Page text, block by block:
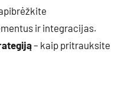
ir integracijas.
– kaip pritrauksite